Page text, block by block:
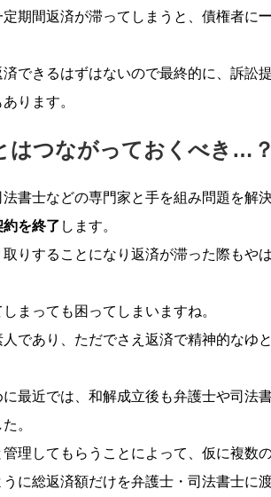
期間返済が滞ってしまうと、債権者に
できるはずはないので最終的に、訴訟
ります。
はつながっておくべき…？
書士などの専門家と手を組み問題を解
を終了 します。
りすることになり返済が滞った際もや
まっても困ってしまいますね。
であり、ただでさえ返済で精神的なゆ
最近では、和解成立後も弁護士や司法
。
理してもらうことによって、仮に複数
に総返済額だけを弁護士・司法書士に